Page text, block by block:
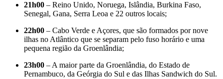
21h00 – Reino Unido, Noruega, Islândia, Burkina Faso,
Senegal, Gana, Serra Leoa e 22 outros locais;
22h00 – Cabo Verde e Açores, que são formados por nove
ilhas no Atlântico que se separam pelo fuso horário e uma
pequena região da Groenlândia;
23h00 – A maior parte da Groenlândia, do Estado de
Pernambuco, da Geórgia do Sul e das Ilhas Sandwich do Sul.